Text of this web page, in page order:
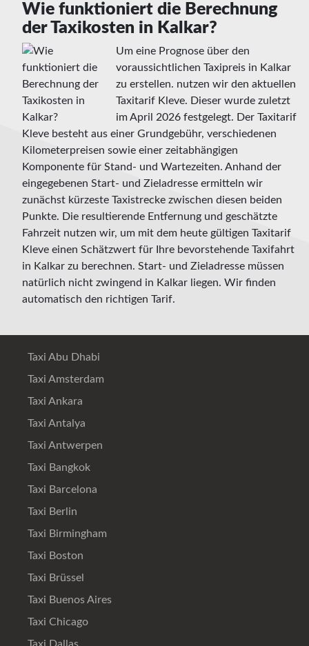
Wie funktioniert die Berechnung
der Taxikosten in Kalkar?
Um eine Prognose über den
voraussichtlichen Taxipreis in Kalkar
zu erstellen. nutzen wir den aktuellen
Taxitarif Kleve. Dieser wurde zuletzt
im April 2026 festgelegt. Der Taxitarif
Kleve besteht aus einer Grundgebühr, verschiedenen
Kilometerpreisen sowie einer zeitabhängigen
Komponente für Stand- und Wartezeiten. Anhand der
eingegebenen Start- und Zieladresse ermitteln wir
zunächst kürzeste Taxistrecke zwischen diesen beiden
Punkte. Die resultierende Entfernung und geschätzte
Fahrzeit nutzen wir, um mit dem heute gültigen Taxitarif
Kleve einen Schätzwert für Ihre bevorstehende Taxifahrt
in Kalkar zu berechnen. Start- und Zieladresse müssen
natürlich nicht zwingend in Kalkar liegen. Wir finden
automatisch den richtigen Tarif.
Taxi Abu Dhabi
Taxi Amsterdam
Taxi Ankara
Taxi Antalya
Taxi Antwerpen
Taxi Bangkok
Taxi Barcelona
Taxi Berlin
Taxi Birmingham
Taxi Boston
Taxi Brüssel
Taxi Buenos Aires
Taxi Chicago